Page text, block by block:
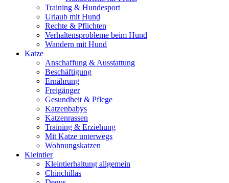
Training & Hundesport
Urlaub mit Hund
Rechte & Pflichten
Verhaltensprobleme beim Hund
Wandern mit Hund
Katze
Anschaffung & Ausstattung
Beschäftigung
Ernährung
Freigänger
Gesundheit & Pflege
Katzenbabys
Katzenrassen
Training & Erziehung
Mit Katze unterwegs
Wohnungskatzen
Kleintier
Kleintierhaltung allgemein
Chinchillas